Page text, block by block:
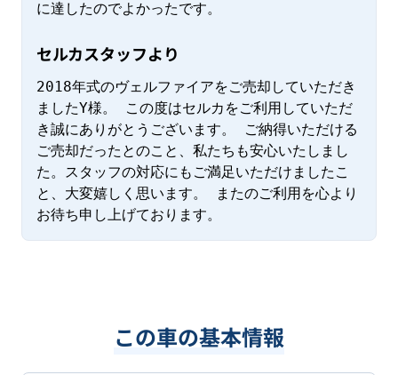
に達したのでよかったです。
セルカスタッフより
2018年式のヴェルファイアをご売却していただき
ましたY様。 この度はセルカをご利用していただ
き誠にありがとうございます。 ご納得いただける
ご売却だったとのこと、私たちも安心いたしまし
た。スタッフの対応にもご満足いただけましたこ
と、大変嬉しく思います。 またのご利用を心より
お待ち申し上げております。
この車の基本情報